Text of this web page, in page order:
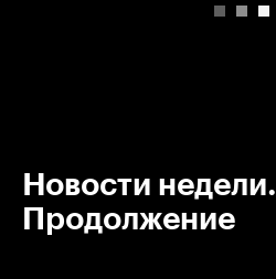
Новости недели.
Продолжение